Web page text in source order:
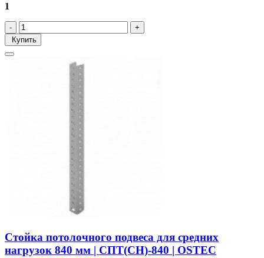
1
Купить
Стойка потолочного подвеса для средних
нагрузок 840 мм | СПТ(СН)-840 | OSTEC